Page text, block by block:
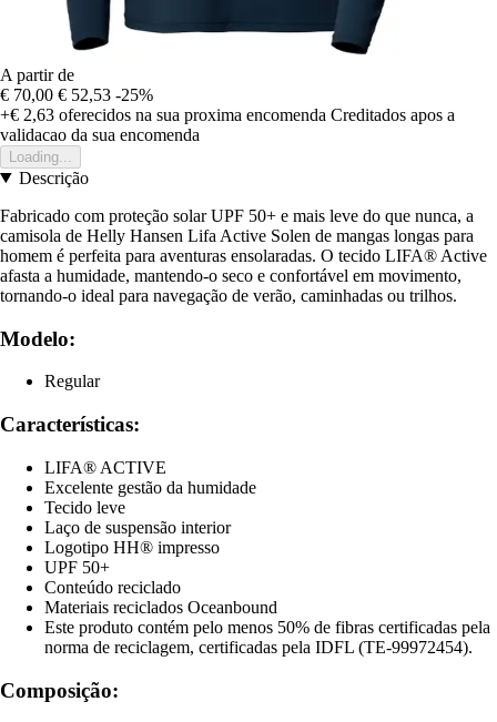
A partir de
€ 70,00 € 52,53 -25%
+€ 2,63 oferecidos na sua proxima encomenda Creditados apos a
validacao da sua encomenda
Loading...
Descrição
Fabricado com proteção solar UPF 50+ e mais leve do que nunca, a
camisola de Helly Hansen Lifa Active Solen de mangas longas para
homem é perfeita para aventuras ensolaradas. O tecido LIFA® Active
afasta a humidade, mantendo-o seco e confortável em movimento,
tornando-o ideal para navegação de verão, caminhadas ou trilhos.
Modelo:
Regular
Características:
LIFA® ACTIVE
Excelente gestão da humidade
Tecido leve
Laço de suspensão interior
Logotipo HH® impresso
UPF 50+
Conteúdo reciclado
Materiais reciclados Oceanbound
Este produto contém pelo menos 50% de fibras certificadas pela
norma de reciclagem, certificadas pela IDFL (TE-99972454).
Composição: